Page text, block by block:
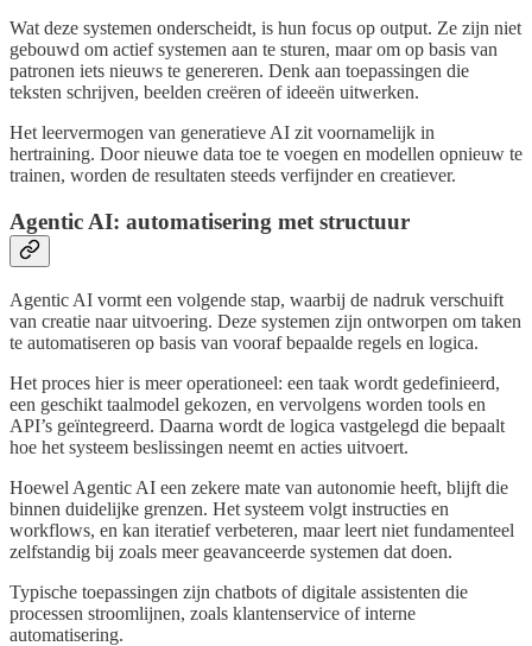
Wat deze systemen onderscheidt, is hun focus op output. Ze zijn niet
gebouwd om actief systemen aan te sturen, maar om op basis van
patronen iets nieuws te genereren. Denk aan toepassingen die
teksten schrijven, beelden creëren of ideeën uitwerken.
Het leervermogen van generatieve AI zit voornamelijk in
hertraining. Door nieuwe data toe te voegen en modellen opnieuw te
trainen, worden de resultaten steeds verfijnder en creatiever.
Agentic AI: automatisering met structuur
Agentic AI vormt een volgende stap, waarbij de nadruk verschuift
van creatie naar uitvoering. Deze systemen zijn ontworpen om taken
te automatiseren op basis van vooraf bepaalde regels en logica.
Het proces hier is meer operationeel: een taak wordt gedefinieerd,
een geschikt taalmodel gekozen, en vervolgens worden tools en
API’s geïntegreerd. Daarna wordt de logica vastgelegd die bepaalt
hoe het systeem beslissingen neemt en acties uitvoert.
Hoewel Agentic AI een zekere mate van autonomie heeft, blijft die
binnen duidelijke grenzen. Het systeem volgt instructies en
workflows, en kan iteratief verbeteren, maar leert niet fundamenteel
zelfstandig bij zoals meer geavanceerde systemen dat doen.
Typische toepassingen zijn chatbots of digitale assistenten die
processen stroomlijnen, zoals klantenservice of interne
automatisering.